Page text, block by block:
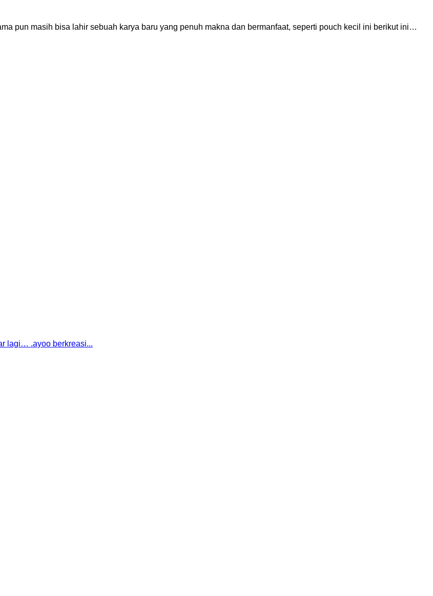
pun masih bisa lahir sebuah karya baru yang penuh makna dan bermanfaat, seperti pouch kecil ini berikut ini…
lagi… .ayoo berkreasi...